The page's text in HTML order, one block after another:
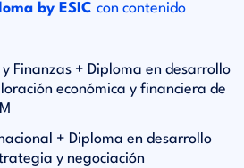
by ESIC con contenido
Finanzas + Diploma en desarrollo
económica y financiera de
+ Diploma en desarrollo
y negociación